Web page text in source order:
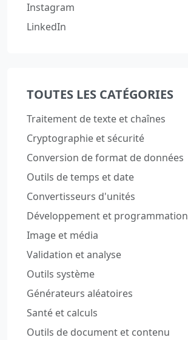
Instagram
LinkedIn
TOUTES LES CATÉGORIES
Traitement de texte et chaînes
Cryptographie et sécurité
Conversion de format de données
Outils de temps et date
Convertisseurs d'unités
Développement et programmation
Image et média
Validation et analyse
Outils système
Générateurs aléatoires
Santé et calculs
Outils de document et contenu